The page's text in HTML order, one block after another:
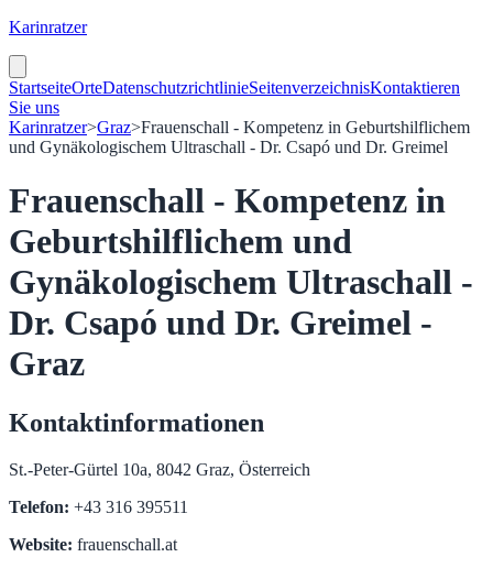
Karinratzer
StartseiteOrteDatenschutzrichtlinieSeitenverzeichnisKontaktieren
Sie uns
Karinratzer>Graz>Frauenschall - Kompetenz in Geburtshilflichem
und Gynäkologischem Ultraschall - Dr. Csapó und Dr. Greimel
Frauenschall - Kompetenz in
Geburtshilflichem und
Gynäkologischem Ultraschall -
Dr. Csapó und Dr. Greimel -
Graz
Kontaktinformationen
St.-Peter-Gürtel 10a, 8042 Graz, Österreich
Telefon: +43 316 395511
Website: frauenschall.at